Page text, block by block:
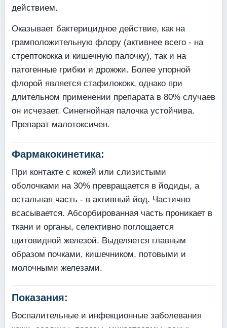
действием.
Оказывает бактерицидное действие, как на
грамположительную флору (активнее всего - на
стрептококка и кишечную палочку), так и на
патогенные грибки и дрожжи. Более упорной
флорой является стафилококк, однако при
длительном применении препарата в 80% случаев
он исчезает. Синегнойная палочка устойчива.
Препарат малотоксичен.
Фармакокинетика:
При контакте с кожей или слизистыми
оболочками на 30% превращается в йодиды, а
остальная часть - в активный йод. Частично
всасывается. Абсорбированная часть проникает в
ткани и органы, селективно поглощается
щитовидной железой. Выделяется главным
образом почками, кишечником, потовыми и
молочными железами.
Показания:
Воспалительные и инфекционные заболевания